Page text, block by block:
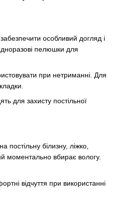
особливий догляд і
пелюшки для
при нетриманні. Для
для захисту постільної
постільну білизну, ліжко,
моментально вбирає вологу.
відчуття при використанні